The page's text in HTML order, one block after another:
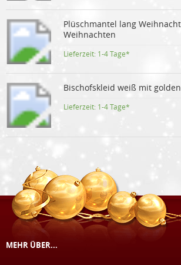
Plüschmantel lang
Weihnachten
Lieferzeit: 1-4 Tage*
Bischofskleid weiß mit
Lieferzeit: 1-4 Tage*
MEHR ÜBER...